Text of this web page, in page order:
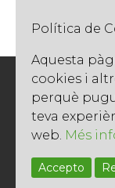
Socios
Política de
Aquesta
cookies i
perquè
teva
web. Més
Accepto